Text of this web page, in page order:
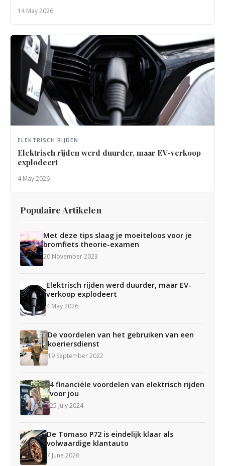
14 May 2026
ELEKTRISCH RIJDEN
Elektrisch rijden werd duurder, maar EV-verkoop
explodeert
4 May 2026
Populaire Artikelen
Met deze tips slaag je moeiteloos voor je
bromfiets theorie-examen
20 November 2023
Elektrisch rijden werd duurder, maar EV-
verkoop explodeert
4 May 2026
De voordelen van het gebruiken van een
koeriersdienst
19 September 2022
4 financiële voordelen van elektrisch rijden
voor jou
25 July 2024
De Tomaso P72 is eindelijk klaar als
volwaardige klantauto
7 June 2026